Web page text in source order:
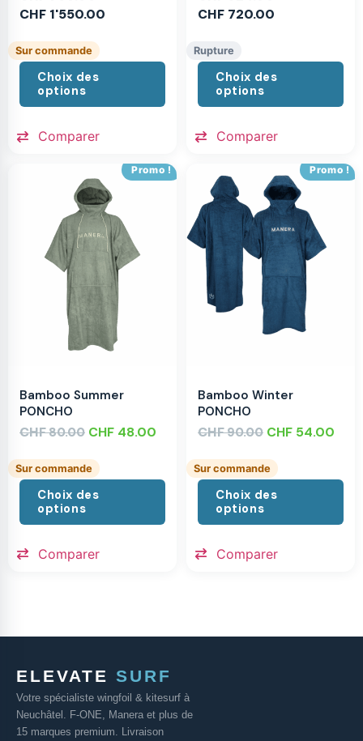
CHF 1'550.00
Sur commande
Choix des
options
Comparer
CHF 720.00
Rupture
Choix des
options
Comparer
Promo !
Bamboo Summer
PONCHO
CHF80.00 CHF 48.00
Sur commande
Choix des
options
Comparer
Promo !
Bamboo Winter
PONCHO
CHF90.00 CHF 54.00
Sur commande
Choix des
options
Comparer
ELEVATE SURF
Votre spécialiste wingfoil & kitesurf à
Neuchâtel. F-ONE, Manera et plus de
15 marques premium. Livraison